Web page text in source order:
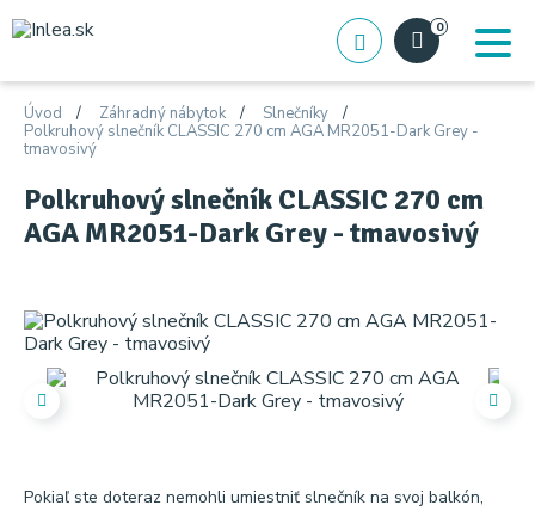
0
Úvod Záhradný nábytok
Slnečníky
Polkruhový slnečník CLASSIC 270 cm AGA MR2051-Dark Grey -
tmavosivý
Polkruhový slnečník CLASSIC 270 cm
AGA MR2051-Dark Grey - tmavosivý
Pokiaľ ste doteraz nemohli umiestniť slnečník na svoj balkón,